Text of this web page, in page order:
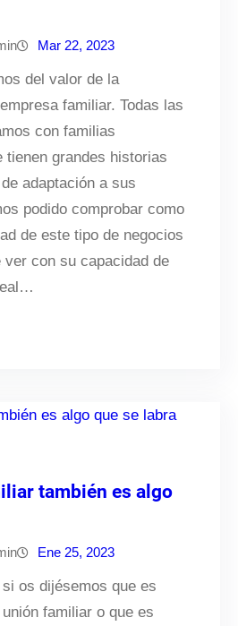
Mar 22, 2023
del valor de la
familiar. Todas las
con familias
tienen grandes historias
adaptación a sus
podido comprobar como
de este tipo de negocios
ver con su capacidad de
también es algo
Ene 25, 2023
os dijésemos que es
familiar o que es